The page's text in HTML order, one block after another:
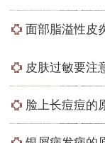
面部脂溢性皮
皮肤过敏要注
脸上长痘痘的